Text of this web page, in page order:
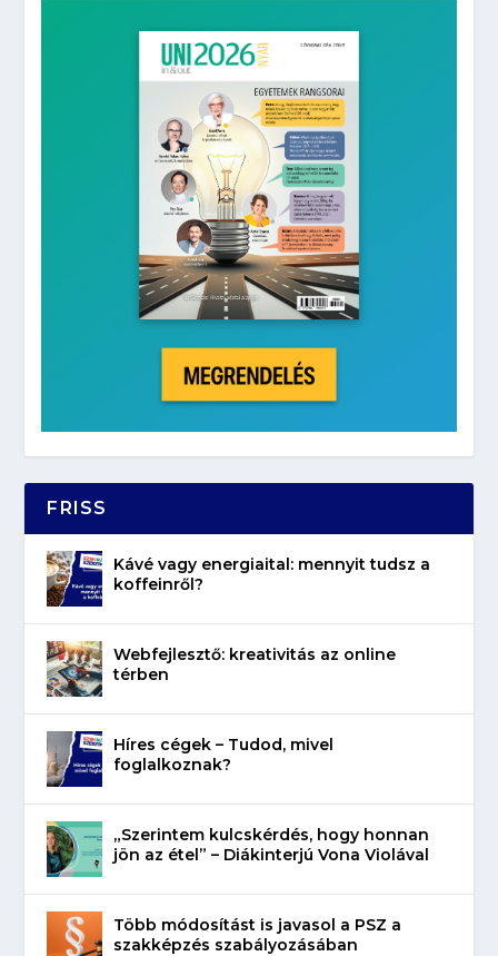
FRISS
Kávé vagy energiaital: mennyit tudsz a
koffeinről?
Webfejlesztő: kreativitás az online
térben
Híres cégek – Tudod, mivel
foglalkoznak?
„Szerintem kulcskérdés, hogy honnan
jön az étel” – Diákinterjú Vona Violával
Több módosítást is javasol a PSZ a
szakképzés szabályozásában